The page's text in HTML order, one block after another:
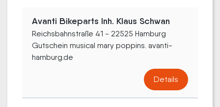
Avanti Bikeparts Inh. Klaus Schwan
Reichsbahnstraße 41 - 22525 Hamburg
Gutschein musical mary poppins. avanti-
hamburg.de
Details